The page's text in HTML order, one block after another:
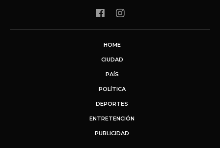
HOME
CIUDAD
PAÍS
POLÍTICA
DEPORTES
ENTRETENCIÓN
PUBLICIDAD